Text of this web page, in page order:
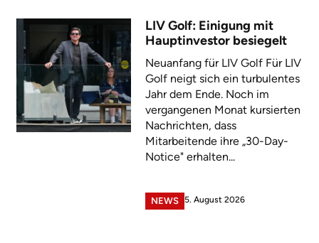
LIV Golf: Einigung mit
Hauptinvestor besiegelt
Neuanfang für LIV Golf Für LIV
Golf neigt sich ein turbulentes
Jahr dem Ende. Noch im
vergangenen Monat kursierten
Nachrichten, dass
Mitarbeitende ihre „30-Day-
Notice" erhalten...
NEWS 5. August 2026